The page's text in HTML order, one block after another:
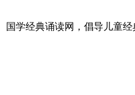
国学经典诵读网，倡导儿童